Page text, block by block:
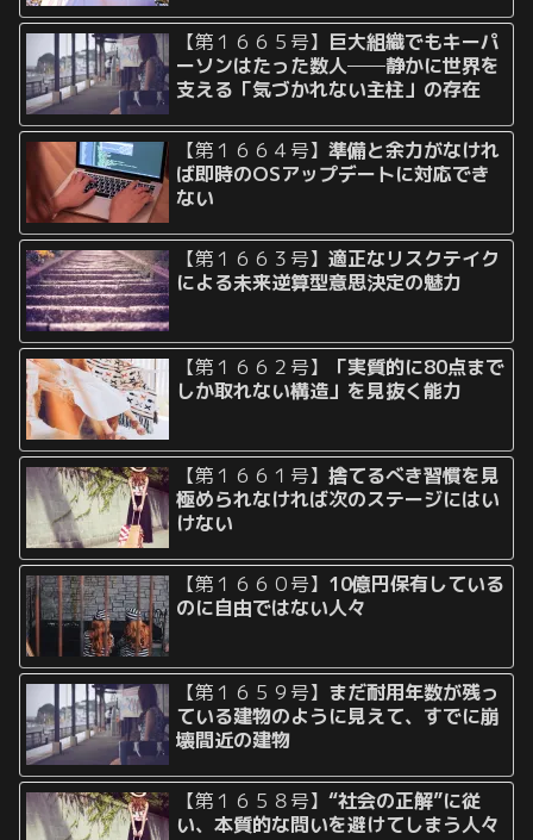
【第１６６５号】 巨大組織でもキーパ
ーソンはたった数人──静かに世界を
支える「気づかれない主柱」の存在
【第１６６４号】準備と余力がなけれ
ば即時のOSアップデートに対応でき
ない
【第１６６３号】適正なリスクテイク
による未来逆算型意思決定の魅力
【第１６６２号】
「実質的に80点まで
しか取れない構造」を見抜く能力
【第１６６１号】捨てるべき習慣を見
極められなければ次のステージにはい
けない
【第１６６０号】 10億円保有している
のに自由ではない人々
【第１６５９号】 まだ耐用年数が残っ
ている建物のように見えて、すでに崩
壊間近の建物
【第１６５８号】“社会の正解”に従
い、本質的な問いを避けてしまう人々